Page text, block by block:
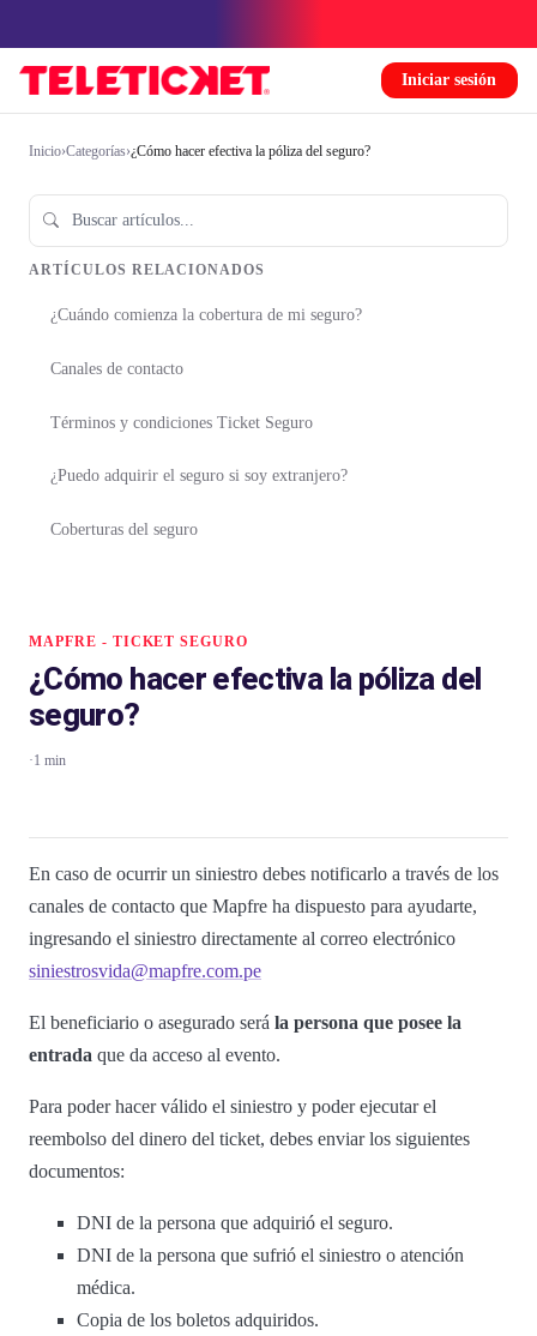
Iniciar sesión
Inicio›Categorías›¿Cómo hacer efectiva la póliza del seguro?
ARTÍCULOS RELACIONADOS
¿Cuándo comienza la cobertura de mi seguro?
Canales de contacto
Términos y condiciones Ticket Seguro
¿Puedo adquirir el seguro si soy extranjero?
Coberturas del seguro
MAPFRE - TICKET SEGURO
¿Cómo hacer efectiva la póliza del
seguro?
·1 min
En caso de ocurrir un siniestro debes notificarlo a través de los
canales de contacto que Mapfre ha dispuesto para ayudarte,
ingresando el siniestro directamente al correo electrónico
siniestrosvida@mapfre.com.pe
El beneficiario o asegurado será la persona que posee la
entrada que da acceso al evento.
Para poder hacer válido el siniestro y poder ejecutar el
reembolso del dinero del ticket, debes enviar los siguientes
documentos:
DNI de la persona que adquirió el seguro.
DNI de la persona que sufrió el siniestro o atención
médica.
Copia de los boletos adquiridos.